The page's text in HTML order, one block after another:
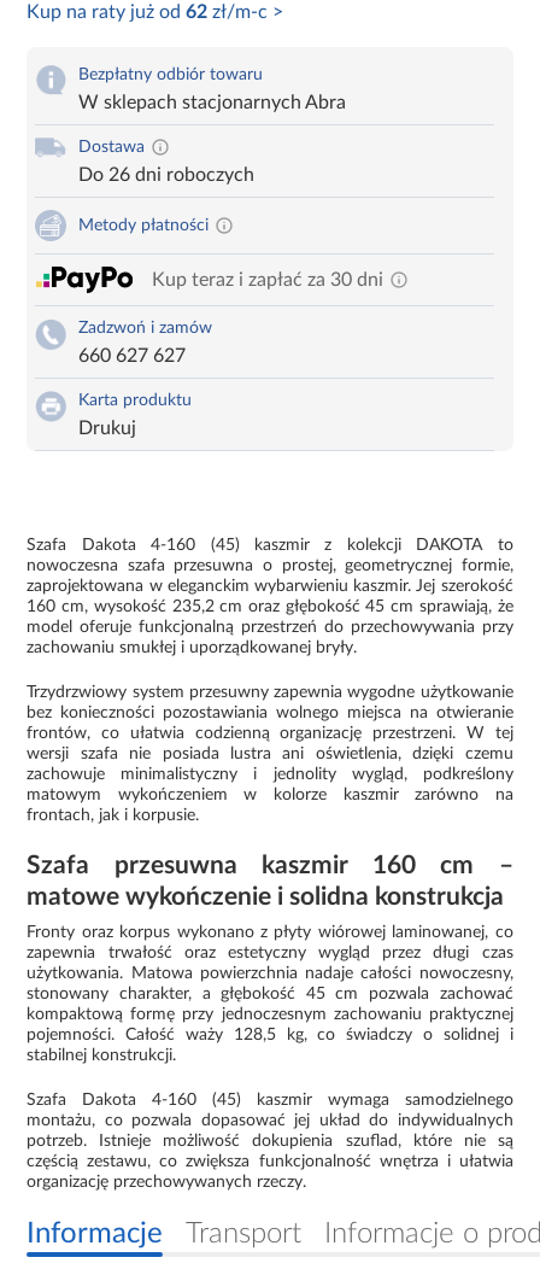
Kup na raty już od62 zł/m-c >
Bezpłatny odbiór towaru
W sklepach stacjonarnych Abra
Dostawa
Do 26 dni roboczych
Metody płatności
Kup teraz i zapłać za 30 dni
Zadzwoń i zamów
660 627 627
Karta produktu
Drukuj
Szafa Dakota 4-160 (45) kaszmir z kolekcji DAKOTA to
nowoczesna szafa przesuwna o prostej, geometrycznej formie,
zaprojektowana w eleganckim wybarwieniu kaszmir. Jej szerokość
160 cm, wysokość 235,2 cm oraz głębokość 45 cm sprawiają, że
model oferuje funkcjonalną przestrzeń do przechowywania przy
zachowaniu smukłej i uporządkowanej bryły.
Trzydrzwiowy system przesuwny zapewnia wygodne użytkowanie
bez konieczności pozostawiania wolnego miejsca na otwieranie
frontów, co ułatwia codzienną organizację przestrzeni. W tej
wersji szafa nie posiada lustra ani oświetlenia, dzięki czemu
zachowuje minimalistyczny i jednolity wygląd, podkreślony
matowym wykończeniem w kolorze kaszmir zarówno na
frontach, jak i korpusie.
Szafa przesuwna kaszmir 160 cm –
matowe wykończenie i solidna konstrukcja
Fronty oraz korpus wykonano z płyty wiórowej laminowanej, co
zapewnia trwałość oraz estetyczny wygląd przez długi czas
użytkowania. Matowa powierzchnia nadaje całości nowoczesny,
stonowany charakter, a głębokość 45 cm pozwala zachować
kompaktową formę przy jednoczesnym zachowaniu praktycznej
pojemności. Całość waży 128,5 kg, co świadczy o solidnej i
stabilnej konstrukcji.
Szafa Dakota 4-160 (45) kaszmir wymaga samodzielnego
montażu, co pozwala dopasować jej układ do indywidualnych
potrzeb. Istnieje możliwość dokupienia szuflad, które nie są
częścią zestawu, co zwiększa funkcjonalność wnętrza i ułatwia
organizację przechowywanych rzeczy.
Informacje Transport Informacje o